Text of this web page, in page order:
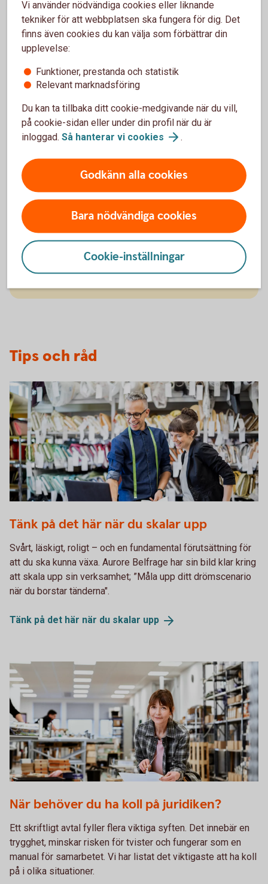
För dig som vill ha mer
Med Premium och Private Banking får du tillgång till
personlig rådgivning, skräddarsydda lösningar och
ett helhetsperspektiv på både din privatekonomi och
ditt företag. Vi finns här för att hjälpa dig planera,
förvalta och växa på ett tryggt och hållbart sätt.
Premium
PrivateBanking
Tips och råd
Tänk på det här när du skalar upp
Svårt, läskigt, roligt – och en fundamental förutsättning för
att du ska kunna växa. Aurore Belfrage har sin bild klar kring
att skala upp sin verksamhet; ”Måla upp ditt drömscenario
när du borstar tänderna".
Tänk på det här när du skalar upp
När behöver du ha koll på juridiken?
Ett skriftligt avtal fyller flera viktiga syften. Det innebär en
trygghet, minskar risken för tvister och fungerar som en
manual för samarbetet. Vi har listat det viktigaste att ha koll
på i olika situationer.
Vi använder nödvändiga cookies eller liknande
tekniker för att webbplatsen ska fungera för dig. Det
finns även cookies du kan välja som förbättrar din
upplevelse:
Funktioner, prestanda och statistik
Relevant marknadsföring
Du kan ta tillbaka ditt cookie-medgivande när du vill,
på cookie-sidan eller under din profil när du är
inloggad. Så hanterar vi cookies .
Godkänn alla cookies
Bara nödvändiga cookies
Cookie-inställningar